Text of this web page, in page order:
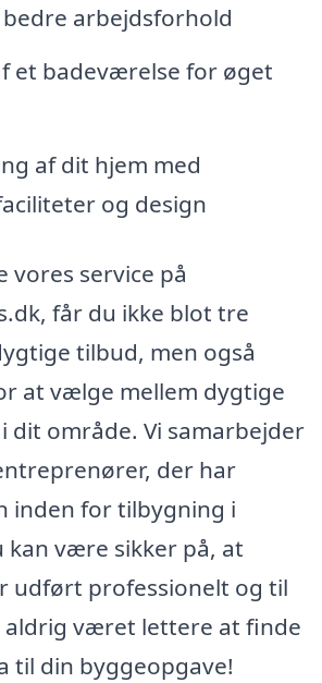
bedre arbejdsforhold
et badeværelse for øget
af dit hjem med
og design
vores service på
får du ikke blot tre
tilbud, men også
at vælge mellem dygtige
dit område. Vi samarbejder
der har
inden for tilbygning i
kan være sikker på, at
udført professionelt og til
aldrig været lettere at finde
til din byggeopgave!